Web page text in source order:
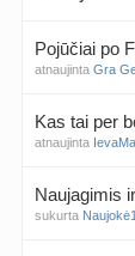
Pojūčiai po
atnaujinta Gra
Kas tai per
atnaujinta
Naujagimis
sukurta Naujokė1